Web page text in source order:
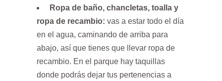
Ropa de baño, chancletas, toalla y
ropa de recambio: vas a estar todo el día
en el agua, caminando de arriba para
abajo, así que tienes que llevar ropa de
recambio. En el parque hay taquillas
donde podrás dejar tus pertenencias a